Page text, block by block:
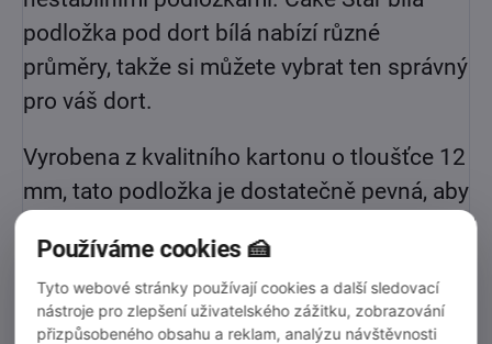
podložka pod dort bílá nabízí různé
průměry, takže si můžete vybrat ten správný
pro váš dort.
Vyrobena z kvalitního kartonu o tloušťce 12
mm, tato podložka je dostatečně pevná, aby
nebo lámala.
Tloušťka:12mm
Používáme cookies 🍰
Tyto webové stránky používají cookies a další sledovací
nástroje pro zlepšení uživatelského zážitku, zobrazování
přizpůsobeného obsahu a reklam, analýzu návštěvnosti